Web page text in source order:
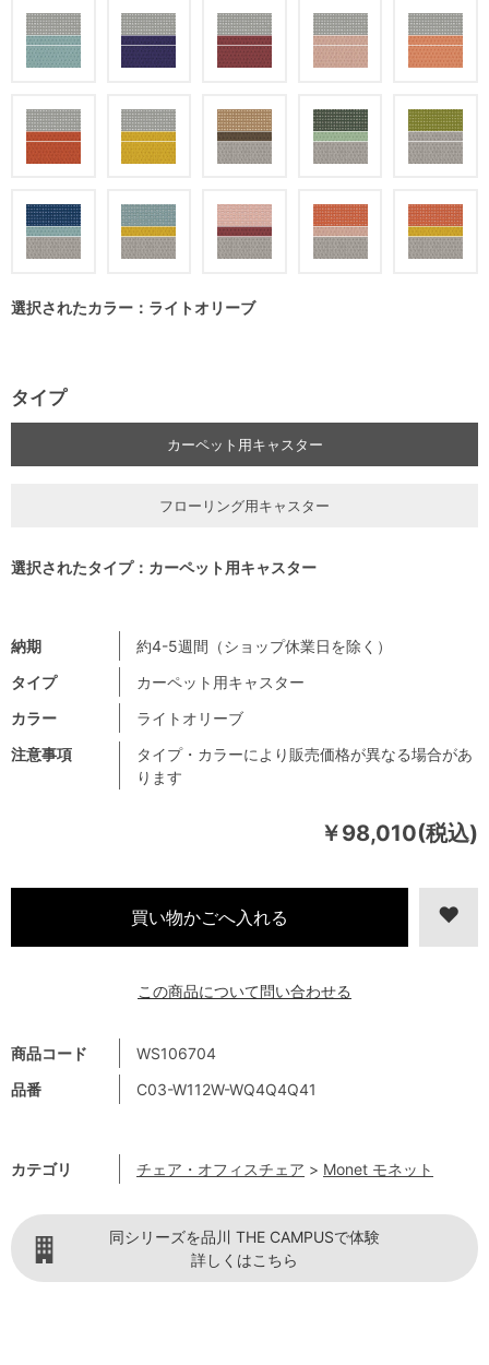
￥98,010(税込)
商品コード
WS106704
品番
C03-W112W-WQ4Q4Q41
カテゴリ チェア・オフィスチェア > Monet モネット
注意事項
タイプ・カラーにより販売価格が異なる場合があ
ります
納期
約4-5週間（ショップ休業日を除く）
タイプ
カーペット用キャスター
カラー
ライトオリーブ
選択されたカラー：ライトオリーブ
タイプ
カーペット用キャスター
フローリング用キャスター
選択されたタイプ：カーペット用キャスター
この商品について問い合わせる
同シリーズを品川 THE CAMPUSで体験
詳しくはこちら